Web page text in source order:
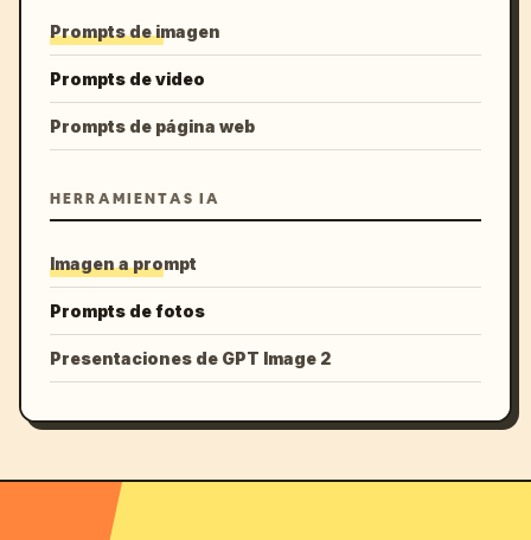
Prompts de imagen
Prompts de video
Prompts de página web
HERRAMIENTAS IA
Imagen a prompt
Prompts de fotos
Presentaciones de GPT Image 2